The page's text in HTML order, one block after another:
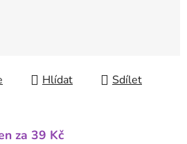
Hlídat Sdílet
za 39 Kč